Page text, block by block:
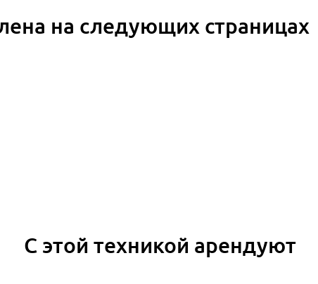
на следующих страницах
С этой техникой арендуют